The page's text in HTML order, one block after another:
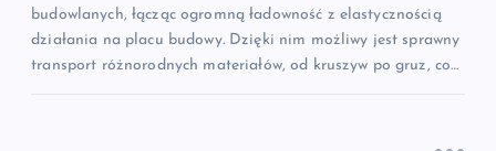
budowlanych, łącząc ogromną ładowność z elastycznością
działania na placu budowy. Dzięki nim możliwy jest sprawny
transport różnorodnych materiałów, od kruszyw po gruz, co…